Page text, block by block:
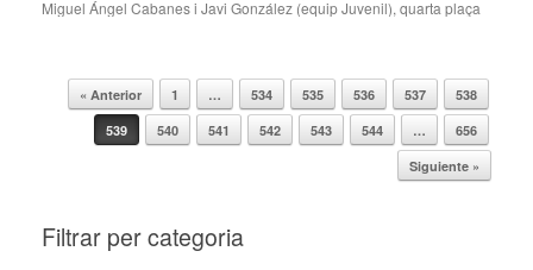
Miguel Ángel Cabanes i Javi González (equip Juvenil), quarta plaça
JECV de Frontó per parelles […]
Navegador de artículos
« Anterior 1 … 534 535 536 537
538
539
540 541 542 543 544 …
656
Siguiente »
Filtrar per categoria